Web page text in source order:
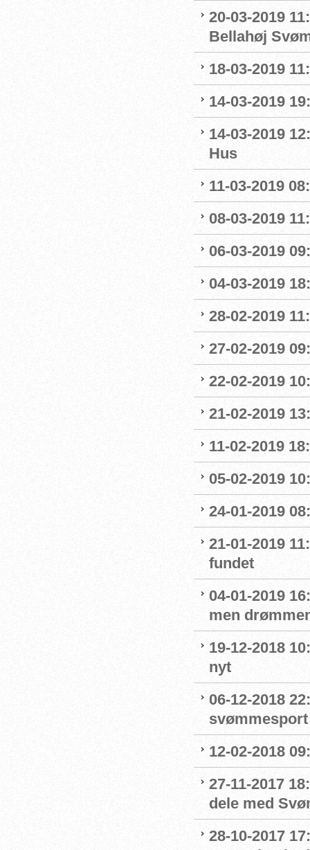
20-03-2019
Bellahøj
18-03-2019
14-03-2019
14-03-2019
Hus
11-03-2019
08-03-2019
06-03-2019
04-03-2019
28-02-2019
27-02-2019
22-02-2019
21-02-2019
11-02-2019
05-02-2019
24-01-2019
21-01-2019
fundet
04-01-2019
men
19-12-2018
nyt
06-12-2018
svømmesport
12-02-2018
27-11-2017
dele med
28-10-2017